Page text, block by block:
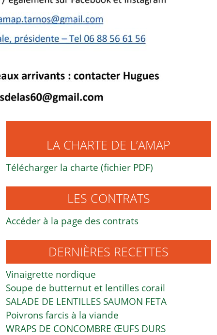
LA CHARTE DE L’AMAP
Télécharger la charte (fichier PDF)
LES CONTRATS
Accéder à la page des contrats
DERNIÈRES RECETTES
Vinaigrette nordique
Soupe de butternut et lentilles corail
SALADE DE LENTILLES SAUMON FETA
Poivrons farcis à la viande
WRAPS DE CONCOMBRE ŒUFS DURS